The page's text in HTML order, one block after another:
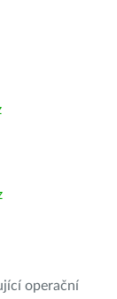
operační